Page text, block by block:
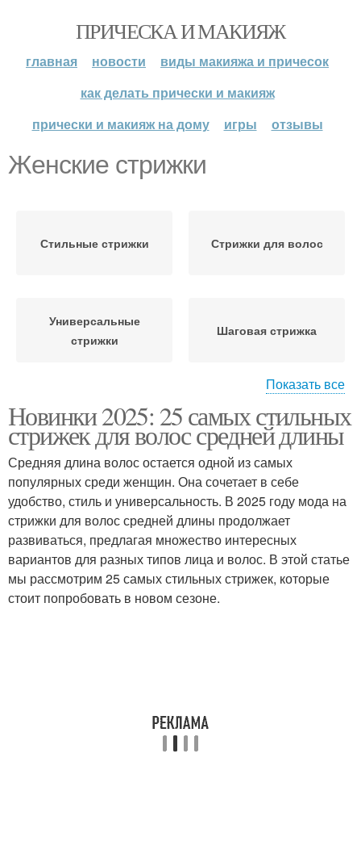
ПРИЧЕСКА И МАКИЯЖ
главная новости
виды макияжа и причесок
как делать прически и макияж
прически и макияж на дому
игры отзывы
Женские стрижки
Стильные стрижки Стрижки для волос
Универсальные
стрижки
Шаговая стрижка
Необычные стрижки Асимметричная стрижка
Тенденции в женских
стрижках
Стрижки на средние
волосы
Нестандартные стрижки Многослойные стрижки
Показать все
Новинки 2025: 25 самых стильных
стрижек для волос средней длины
Средняя длина волос остается одной из самых
популярных среди женщин. Она сочетает в себе
удобство, стиль и универсальность. В 2025 году мода на
стрижки для волос средней длины продолжает
развиваться, предлагая множество интересных
вариантов для разных типов лица и волос. В этой статье
мы рассмотрим 25 самых стильных стрижек, которые
стоит попробовать в новом сезоне.